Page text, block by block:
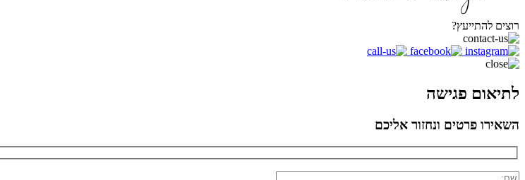
רוצים להתייעץ?
לתיאום פגישה
השאירו פרטים ונחזור אליכם